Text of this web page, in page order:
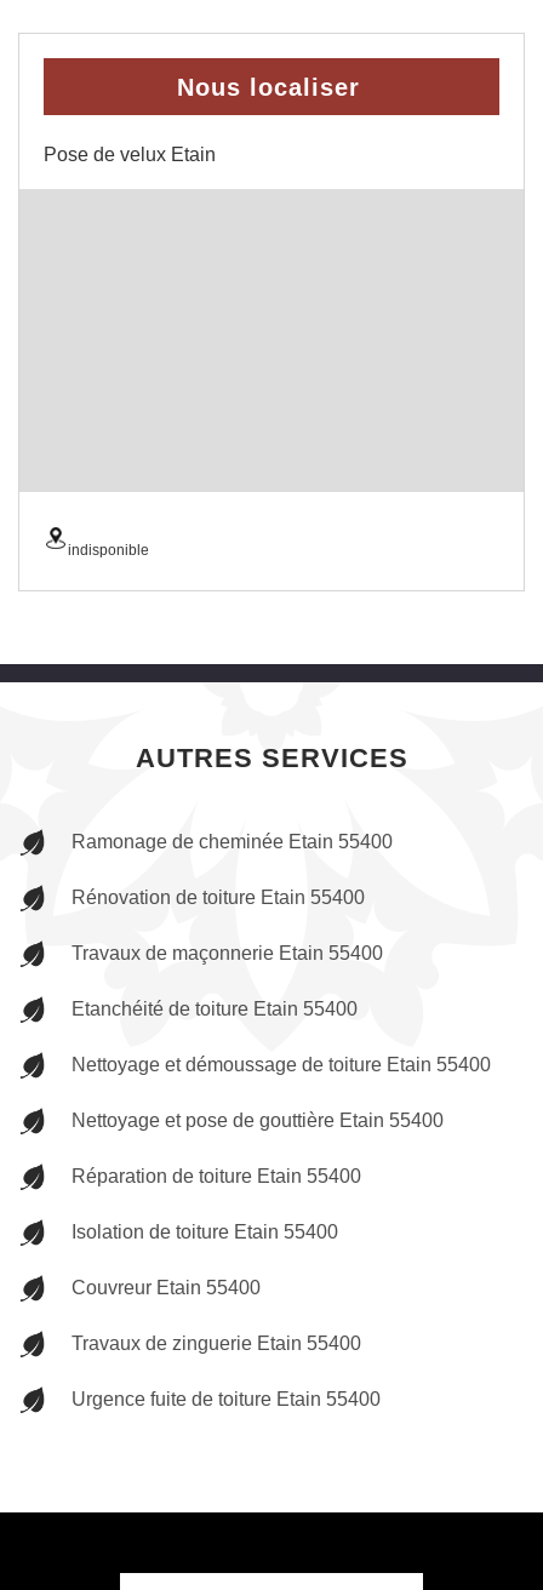
Nous localiser
Pose de velux Etain
indisponible
AUTRES SERVICES
Ramonage de cheminée Etain 55400
Rénovation de toiture Etain 55400
Travaux de maçonnerie Etain 55400
Etanchéité de toiture Etain 55400
Nettoyage et démoussage de toiture Etain 55400
Nettoyage et pose de gouttière Etain 55400
Réparation de toiture Etain 55400
Isolation de toiture Etain 55400
Couvreur Etain 55400
Travaux de zinguerie Etain 55400
Urgence fuite de toiture Etain 55400